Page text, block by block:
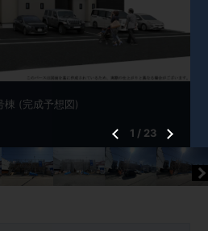
棟 (完成予想図)
1 / 23